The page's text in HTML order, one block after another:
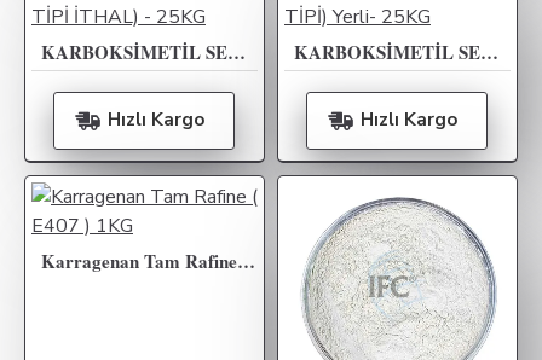
KARBOKSİMETİL SELÜLOZ (CMC) (GIDA TİPİ İTHAL) - 25KG
Hızlı Kargo
KARBOKSİMETİL SELÜLOZ (CMC) (GIDA TİPİ) Yerli- 25KG
Hızlı Kargo
Karragenan Tam Rafine ( E407 ) 1KG